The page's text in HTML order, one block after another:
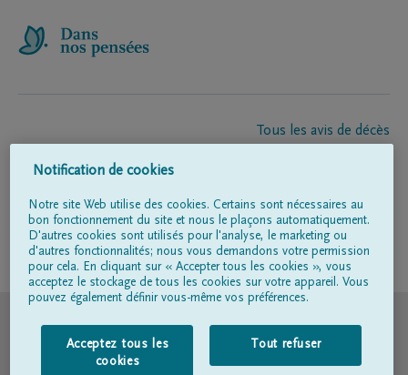
Tous les avis de décès
Entrepreneur de pompes funèbres
Suivez-nous sur
Conditions d'utilisation
Notification de cookies
Notre site Web utilise des cookies. Certains sont nécessaires au
bon fonctionnement du site et nous le plaçons automatiquement.
D'autres cookies sont utilisés pour l'analyse, le marketing ou
d'autres fonctionnalités; nous vous demandons votre permission
pour cela. En cliquant sur « Accepter tous les cookies », vous
acceptez le stockage de tous les cookies sur votre appareil. Vous
pouvez également définir vous-même vos préférences.
Acceptez tous les
cookies
Tout refuser